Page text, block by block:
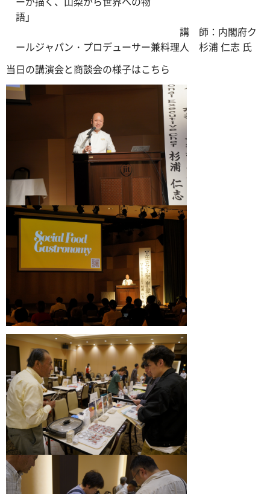
語」
講 師：内閣府ク
ールジャパン・プロデューサー兼料理人 杉浦 仁志 氏
当日の講演会と商談会の様子はこちら